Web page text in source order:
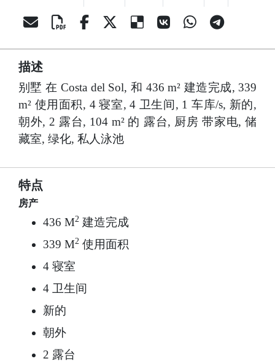
描述
别墅 在 Costa del Sol, 和 436 m² 建造完成, 339
m² 使用面积, 4 寝室, 4 卫生间, 1 车库/s, 新的,
朝外, 2 露台, 104 m² 的 露台, 厨房 带家电, 储
藏室, 绿化, 私人泳池
特点
房产
436 M2 建造完成
339 M2 使用面积
4 寝室
4 卫生间
新的
朝外
2 露台